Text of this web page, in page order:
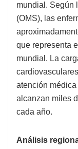
mundial. Según
(OMS), las
que representa
mundial. La
atención
alcanzan miles
cada año.
Análisis